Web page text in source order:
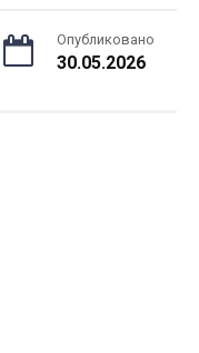
Опубликовано
30.05.2026